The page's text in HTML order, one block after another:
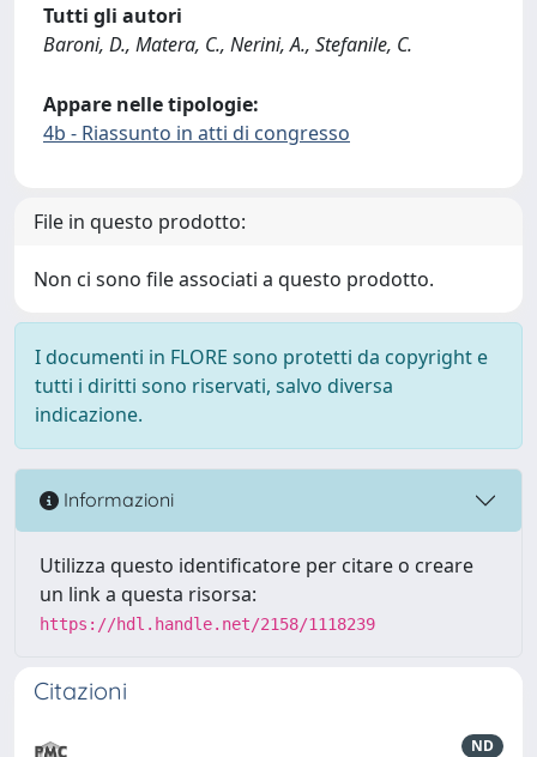
Tutti gli autori
Baroni, D., Matera, C., Nerini, A., Stefanile, C.
Appare nelle tipologie:
4b - Riassunto in atti di congresso
File in questo prodotto:
Non ci sono file associati a questo prodotto.
I documenti in FLORE sono protetti da copyright e
tutti i diritti sono riservati, salvo diversa
indicazione.
Informazioni
Utilizza questo identificatore per citare o creare
un link a questa risorsa:
https://hdl.handle.net/2158/1118239
Citazioni
ND